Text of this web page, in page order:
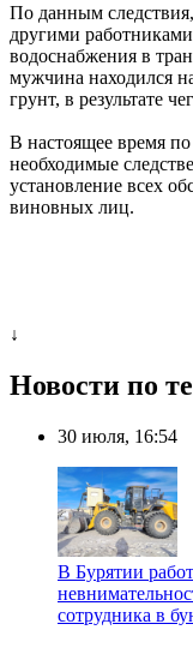
По данным
другими
водоснабжения в
мужчина находился
грунт, в результате
В настоящее время
необходимые
установление всех
виновных лиц.
↓
Новости по
30 июля, 16:54
В Бурятии
сотрудника в